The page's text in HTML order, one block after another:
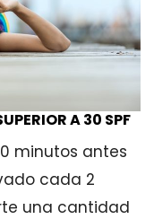
A 30 SPF
minutos antes
cada 2
una cantidad